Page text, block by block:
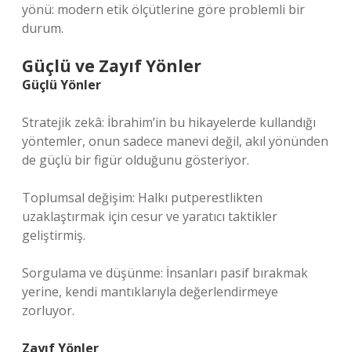
yönü: modern etik ölçütlerine göre problemli bir
durum.
Güçlü ve Zayıf Yönler
Güçlü Yönler
Stratejik zekâ: İbrahim’in bu hikayelerde kullandığı
yöntemler, onun sadece manevi değil, akıl yönünden
de güçlü bir figür olduğunu gösteriyor.
Toplumsal değişim: Halkı putperestlikten
uzaklaştırmak için cesur ve yaratıcı taktikler
geliştirmiş.
Sorgulama ve düşünme: İnsanları pasif bırakmak
yerine, kendi mantıklarıyla değerlendirmeye
zorluyor.
Zayıf Yönler